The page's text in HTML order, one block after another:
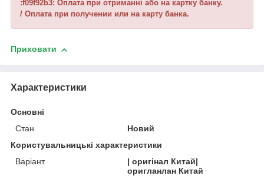
:f09f92b3: Оплата при отриманні або на картку банку.
/ Оплата при получении или на карту банка.
Приховати
Характеристики
Основні
Стан
Новий
Користувальницькі характеристики
Варіант
| оригінал Китай|
оригланлан Китай